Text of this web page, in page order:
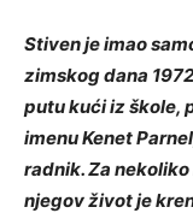
Stiven je imao
zimskog dana
putu kući iz škole,
imenu Kenet
radnik. Za
njegov život je